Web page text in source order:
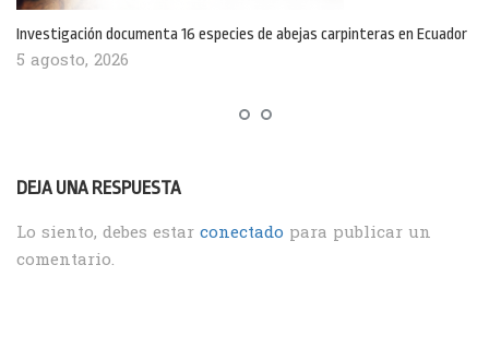
Investigación documenta 16 especies de abejas carpinteras en Ecuador
5 agosto, 2026
DEJA UNA RESPUESTA
Lo siento, debes estar conectado para publicar un
comentario.